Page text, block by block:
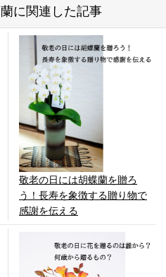
に関連した記事
敬老の日には胡蝶蘭を贈ろ
う！長寿を象徴する贈り物で
感謝を伝える